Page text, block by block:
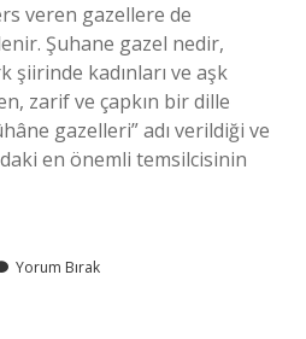
veren gazellere de
Şuhane gazel nedir,
şiirinde kadınları ve aşk
zarif ve çapkın bir dille
gazelleri” adı verildiği ve
en önemli temsilcisinin
Yorum Bırak